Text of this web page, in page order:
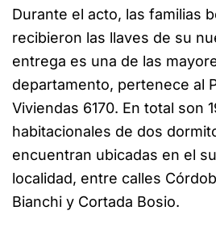
Durante el acto, las familias
recibieron las llaves de su
entrega es una de las
departamento, pertenece al
Viviendas 6170. En total son
habitacionales de dos
encuentran ubicadas en el
localidad, entre calles
Bianchi y Cortada Bosio.